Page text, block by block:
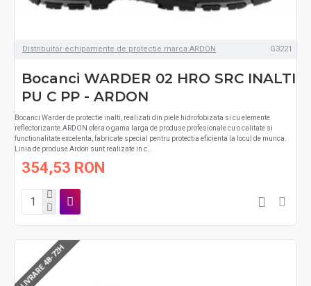
Distribuitor echipamente de protectie marca ARDON G3221
Bocanci WARDER 02 HRO SRC INALTI
PU C PP - ARDON
Bocanci Warder de protectie inalti, realizati din piele hidrofobizata si cu elemente
reflectorizante.ARDON ofera o gama larga de produse profesionale cu o calitate si
functionalitate excelenta, fabricate special pentru protectia eficienta la locul de munca.
Linia de produse Ardon sunt realizate in c..
354,53 RON
LIVRARE 48-72H